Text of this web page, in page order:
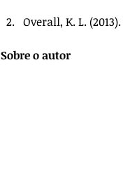
Overall, K. L. (2013).
Sobre o autor